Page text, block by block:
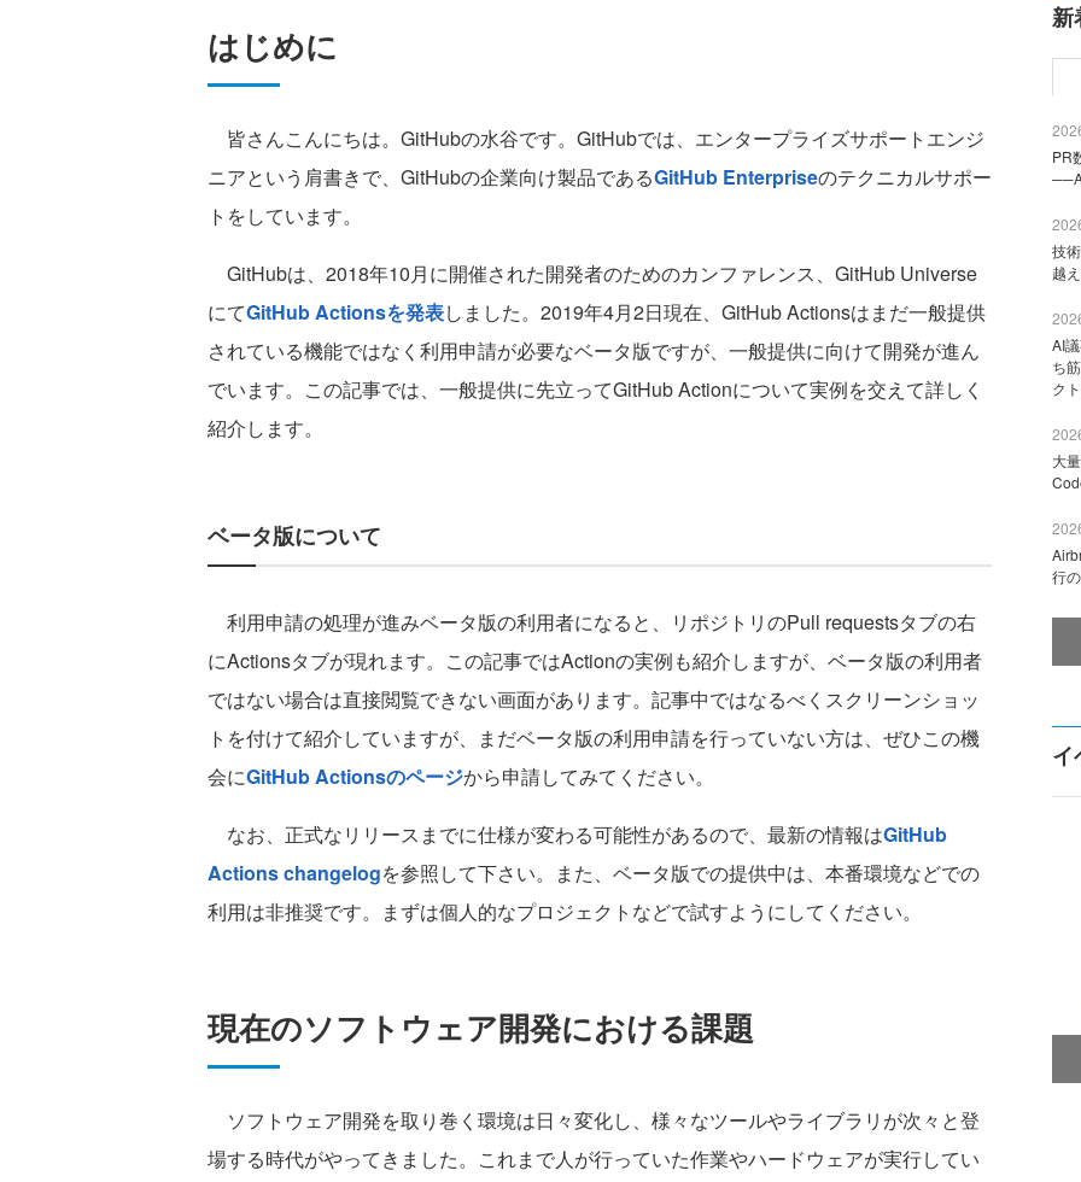
はじめに
皆さんこんにちは。GitHubの水谷です。GitHubでは、エンタープライズサポートエンジ
ニアという肩書きで、GitHubの企業向け製品であるGitHub Enterpriseのテクニカルサポー
トをしています。
GitHubは、2018年10月に開催された開発者のためのカンファレンス、GitHub Universe
にてGitHub Actionsを発表しました。2019年4月2日現在、GitHub Actionsはまだ一般提供
されている機能ではなく利用申請が必要なベータ版ですが、一般提供に向けて開発が進ん
でいます。この記事では、一般提供に先立ってGitHub Actionについて実例を交えて詳しく
紹介します。
ベータ版について
利用申請の処理が進みベータ版の利用者になると、リポジトリのPull requestsタブの右
にActionsタブが現れます。この記事ではActionの実例も紹介しますが、ベータ版の利用者
ではない場合は直接閲覧できない画面があります。記事中ではなるべくスクリーンショッ
トを付けて紹介していますが、まだベータ版の利用申請を行っていない方は、ぜひこの機
会にGitHub Actionsのページから申請してみてください。
なお、正式なリリースまでに仕様が変わる可能性があるので、最新の情報はGitHub
Actions changelogを参照して下さい。また、ベータ版での提供中は、本番環境などでの
利用は非推奨です。まずは個人的なプロジェクトなどで試すようにしてください。
現在のソフトウェア開発における課題
ソフトウェア開発を取り巻く環境は日々変化し、様々なツールやライブラリが次々と登
場する時代がやってきました。これまで人が行っていた作業やハードウェアが実行してい
新
PR
技
越
AI
ち
ク
大
行
イ